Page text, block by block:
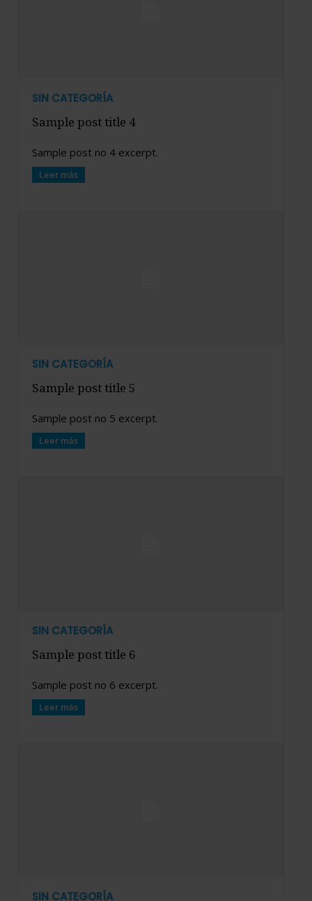
SIN CATEGORÍA
Sample post title 4
Sample post no 4 excerpt.
Leer más
SIN CATEGORÍA
Sample post title 5
Sample post no 5 excerpt.
Leer más
SIN CATEGORÍA
Sample post title 6
Sample post no 6 excerpt.
Leer más
SIN CATEGORÍA